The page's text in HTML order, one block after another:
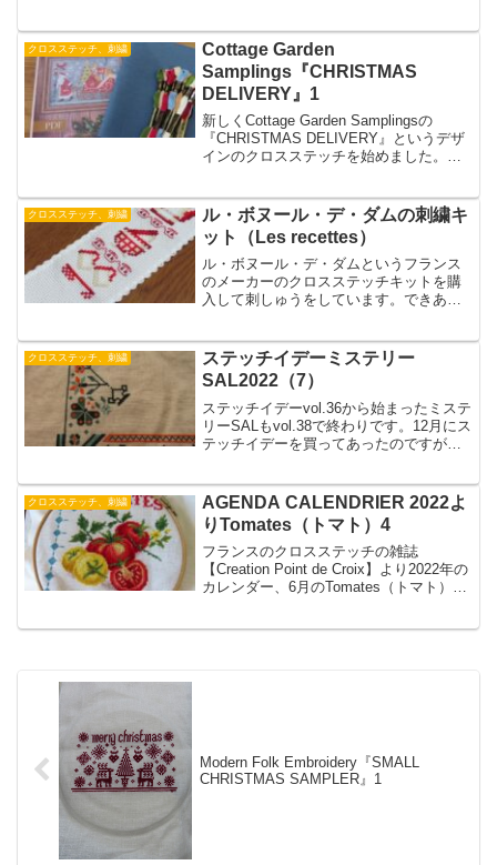
ようになったら調子よく進められそうで
す。
クロスステッチ、刺繍
Cottage Garden
Samplings『CHRISTMAS
DELIVERY』1
新しくCottage Garden Samplingsの
『CHRISTMAS DELIVERY』というデザ
インのクロスステッチを始めました。サ
で購入。生地はZweigartのBelfastのBlue
Spruseというカラーです。
クロスステッチ、刺繍
ル・ボヌール・デ・ダムの刺繍キ
ット（Les recettes）
ル・ボヌール・デ・ダムというフランス
のメーカーのクロスステッチキットを購
入して刺しゅうをしています。できあが
ます。夢中でやっていると座ったままな
ので適度に体を動かすようにしていま
す。
クロスステッチ、刺繍
ステッチイデーミステリー
SAL2022（7）
ステッチイデーvol.36から始まったミステ
リーSALもvol.38で終わりです。12月にス
テッチイデーを買ってあったのですが、
ってきたのでステッチも再開です。
クロスステッチ、刺繍
AGENDA CALENDRIER 2022よ
りTomates（トマト）4
フランスのクロスステッチの雑誌
【Creation Point de Croix】より2022年の
カレンダー、6月のTomates（トマト）の
Modern Folk Embroidery『SMALL
CHRISTMAS SAMPLER』1